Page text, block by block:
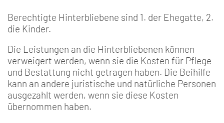
Berechtigte Hinterbliebene sind 1. der Ehegatte, 2.
die Kinder.
Die Leistungen an die Hinterbliebenen können
verweigert werden, wenn sie die Kosten für Pflege
und Bestattung nicht getragen haben. Die Beihilfe
kann an andere juristische und natürliche Personen
ausgezahlt werden, wenn sie diese Kosten
übernommen haben.